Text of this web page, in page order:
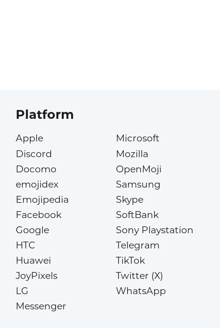
Platform
Apple
Discord
Docomo
emojidex
Emojipedia
Facebook
Google
HTC
Huawei
JoyPixels
LG
Messenger
Microsoft
Mozilla
OpenMoji
Samsung
Skype
SoftBank
Sony Playstation
Telegram
TikTok
Twitter (X)
WhatsApp